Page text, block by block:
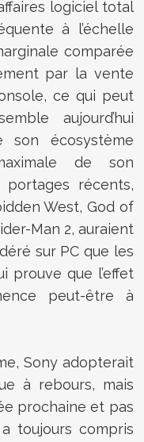
logiciel total
à l’échelle
comparée
par la vente
ce qui peut
aujourd’hui
son écosystème
de son
portages récents,
West, God of
Man 2, auraient
sur PC que les
prouve que l’effet
peut-être à
Sony adopterait
à rebours, mais
prochaine et pas
toujours compris